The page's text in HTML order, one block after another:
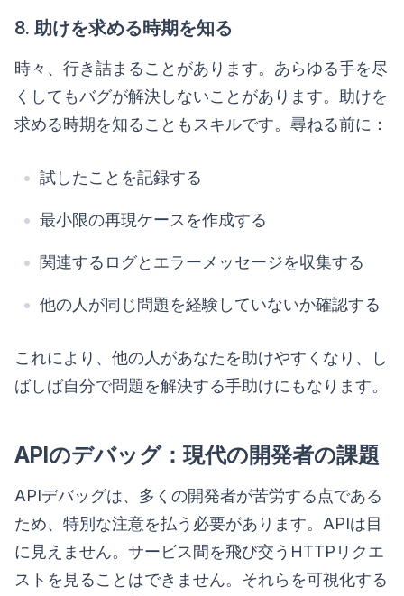
8. 助けを求める時期を知る
時々、行き詰まることがあります。あらゆる手を尽
くしてもバグが解決しないことがあります。助けを
求める時期を知ることもスキルです。尋ねる前に：
試したことを記録する
最小限の再現ケースを作成する
関連するログとエラーメッセージを収集する
他の人が同じ問題を経験していないか確認する
これにより、他の人があなたを助けやすくなり、し
ばしば自分で問題を解決する手助けにもなります。
APIのデバッグ：現代の開発者の課題
APIデバッグは、多くの開発者が苦労する点である
ため、特別な注意を払う必要があります。APIは目
に見えません。サービス間を飛び交うHTTPリクエ
ストを見ることはできません。それらを可視化する